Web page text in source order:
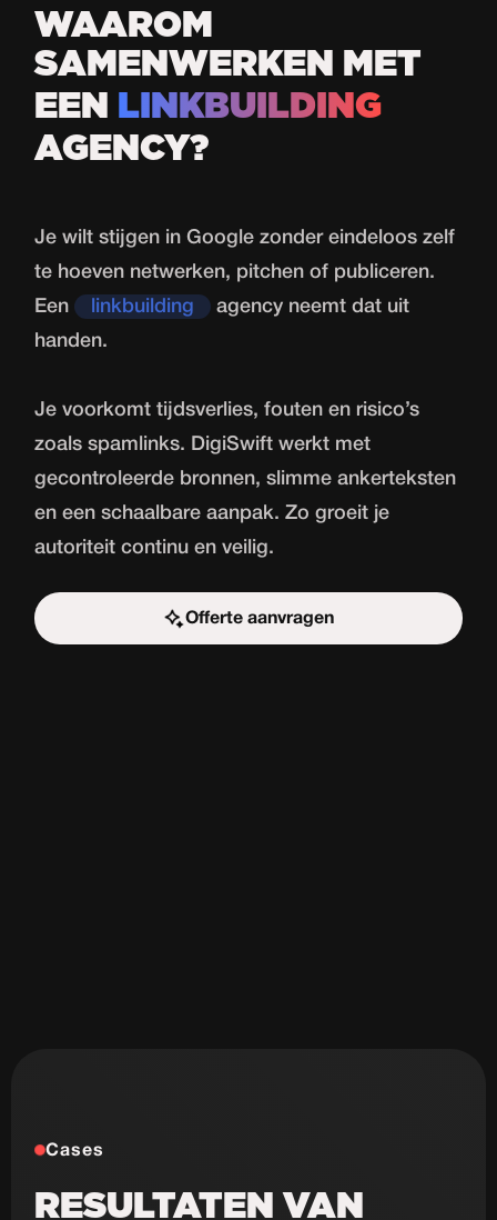
WAAROM
SAMENWERKEN MET
EEN
LINKBUILDING
AGENCY?
Je wilt stijgen in Google zonder eindeloos zelf
te hoeven netwerken, pitchen of publiceren.
Een
linkbuilding
agency neemt dat uit
handen.
Je voorkomt tijdsverlies, fouten en risico’s
zoals spamlinks. DigiSwift werkt met
gecontroleerde bronnen, slimme ankerteksten
en een schaalbare aanpak. Zo groeit je
autoriteit continu en veilig.
Offerte aanvragen
Start de uitdaging
Cases
RESULTATEN VAN